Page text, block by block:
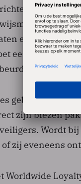
foto’s) op
en evenmin
een
bij de
gebeurt op
zijn biezen
Wordt
zij eveneens
Worldwide